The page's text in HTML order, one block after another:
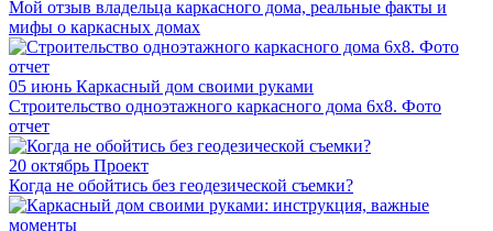
Мой отзыв владельца каркасного дома, реальные факты и
мифы о каркасных домах
05 июнь Каркасный дом своими руками
Строительство одноэтажного каркасного дома 6х8. Фото
отчет
20 октябрь Проект
Когда не обойтись без геодезической съемки?